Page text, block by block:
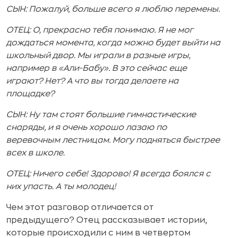
СЫН: Пожалуй, больше всего я люблю перемены.
ОТЕЦ: О, прекрасно тебя понимаю. Я не мог
дождаться момента, когда можно будет выйти на
школьный двор. Мы играли в разные игры,
например в «Али-Бабу». В это сейчас еще
играют? Нет? А что вы тогда делаете на
площадке?
СЫН: Ну там стоят большие гимнастические
снаряды, и я очень хорошо лазаю по
веревочным лестницам. Могу подняться быстрее
всех в школе.
ОТЕЦ: Ничего себе! Здорово! Я всегда боялся с
них упасть. А ты молодец!
Чем этот разговор отличается от
предыдущего? Отец рассказывает истории,
которые происходили с ним в четвертом